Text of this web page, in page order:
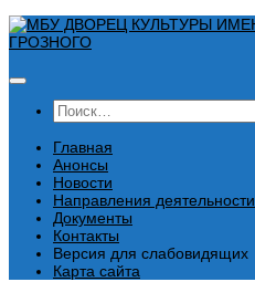
Перейти
к
Найти:
Главная
Анонсы
Новости
Направления деятельности
Документы
Контакты
Версия для слабовидящих
Карта сайта